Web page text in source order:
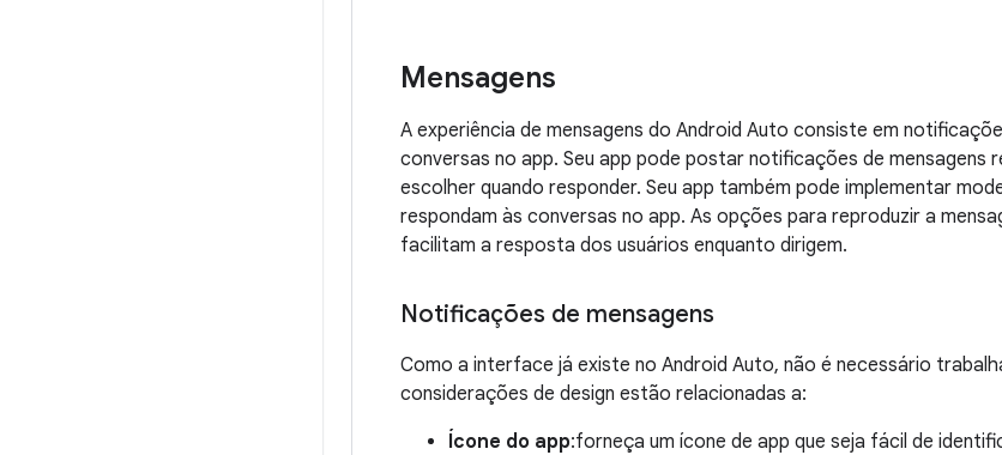
Mensagens
A experiência de mensagens do Android Auto consiste em
conversas no app. Seu app pode postar notificações de mensagens
escolher quando responder. Seu app também pode implementar
respondam às conversas no app. As opções para reproduzir a
facilitam a resposta dos usuários enquanto dirigem.
Notificações de mensagens
Como a interface já existe no Android Auto, não é necessário
considerações de design estão relacionadas a:
Ícone do app:forneça um ícone de app que seja fácil de